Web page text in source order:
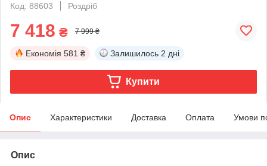
Код: 88603
Роздріб
7 418 ₴ 7 999 ₴
Економія 581 ₴ Залишилось 2 дні
Купити
Опис Характеристики Доставка Оплата Умови
Опис